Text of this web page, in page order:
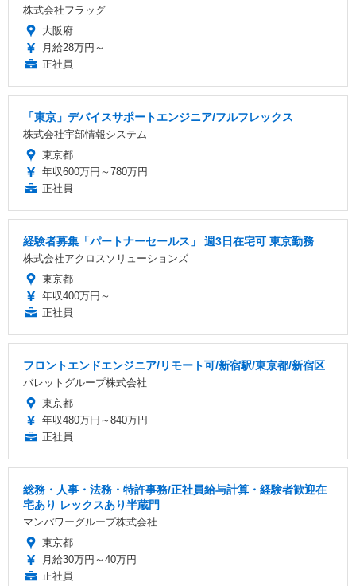
株式会社フラッグ
大阪府
月給28万円～
正社員
「東京」デバイスサポートエンジニア/フルフレックス
株式会社宇部情報システム
東京都
年収600万円～780万円
正社員
経験者募集「パートナーセールス」 週3日在宅可 東京勤務
株式会社アクロスソリューションズ
東京都
年収400万円～
正社員
フロントエンドエンジニア/リモート可/新宿駅/東京都/新宿区
バレットグループ株式会社
東京都
年収480万円～840万円
正社員
総務・人事・法務・特許事務/正社員給与計算・経験者歓迎在
宅あり レックスあり半蔵門
マンパワーグループ株式会社
東京都
月給30万円～40万円
正社員